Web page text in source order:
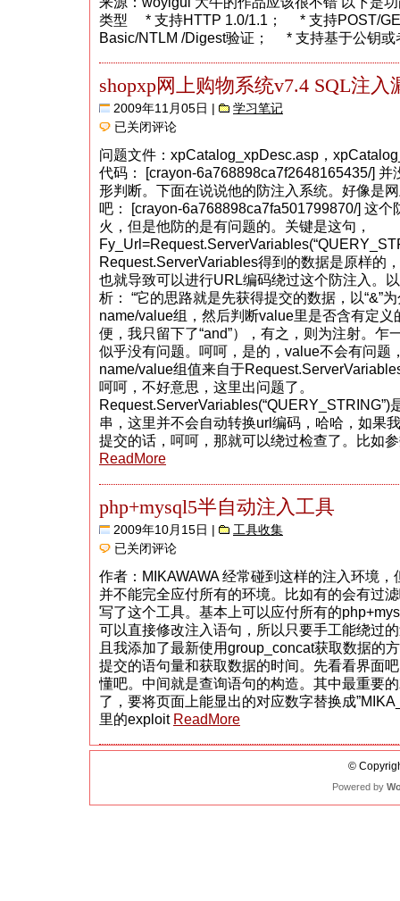
3.0
免
费
版
类型 * 支持HTTP 1.0/1.1； * 支持POST/
Basic/NTLM /Digest验证； * 支持基于公钥
shopxp网上购物系统v7.4 SQL注入
2009年11月05日 | 学习笔记
shopxp
网
上
购
物
系
v7.4
SQL
入
漏
洞
已关闭评论
问题文件：xpCatalog_xpDesc.asp，
代码： [crayon-6a768898ca7f2648165435/]
形判断。下面在说说他的防注入系统。好像是
吧： [crayon-6a768898ca7fa501799870/] 这个
火，但是他防的是有问题的。关键是这句，
Request.ServerVariables得到的数据是原样的
也就导致可以进行URL编码绕过这个防注入。
析： “它的思路就是先获得提交的数据，以“&”
name/value组，然后判断value里是否含有定义
便，我只留下了“and”），有之，则为注射。乍
似乎没有问题。呵呵，是的，value不会有问题
name/value组值来自于
呵呵，不好意思，这里出问题了。
Request.ServerVariables(“QUERY_STRING”)
串，这里并不会自动转换url编码，哈哈，如果
提交的话，呵呵，那就可以绕过检查了。比如
ReadMore
php+mysql5半自动注入工具
2009年10月15日 | 工具收集
php+mysql5
半
自
动
注
入
工
具
已关闭评论
作者：MIKAWAWA 经常碰到这样的注入环境
并不能完全应付所有的环境。比如有的会有过
写了这个工具。基本上可以应付所有的
可以直接修改注入语句，所以只要手工能绕过
且我添加了最新使用group_concat获取数据的
提交的语句量和获取数据的时间。先看看界面
懂吧。中间就是查询语句的构造。其中最重要
了，要将页面上能显出的对应数字替换成
里的exploit ReadMore
©
Powered by